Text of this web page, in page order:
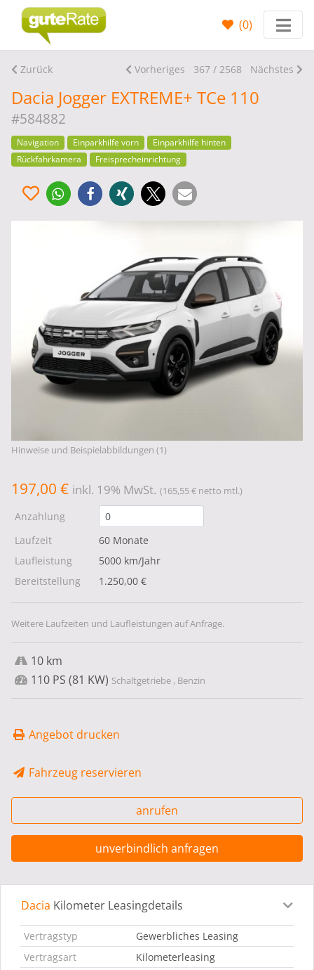
(0)
Zurück Vorheriges 367 / 2568 Nächstes
Dacia Jogger EXTREME+ TCe 110
#584882
Navigation Einparkhilfe vorn
Einparkhilfe hinten
Rückfahrkamera
Freisprecheinrichtung
Hinweise und Beispielabbildungen (1)
197,00 € inkl. 19% MwSt. (165,55 € netto mtl.)
Anzahlung
Laufzeit
60 Monate
Laufleistung
5000 km/Jahr
Bereitstellung
1.250,00 €
Weitere Laufzeiten und Laufleistungen auf Anfrage.
10 km
110 PS (81 KW) Schaltgetriebe , Benzin
Angebot drucken
Fahrzeug reservieren
anrufen
unverbindlich anfragen
Leasingdetails Fahrzeugdetails
Dacia Kilometer Leasingdetails
Vertragstyp
Gewerbliches Leasing
Vertragsart
Kilometerleasing